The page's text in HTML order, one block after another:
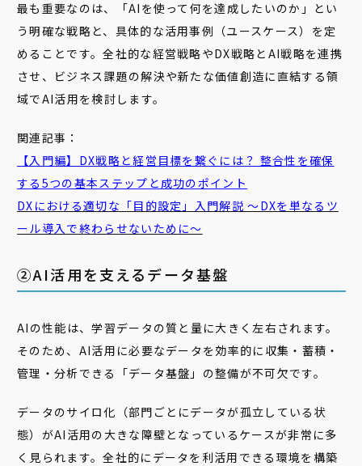
最も重要なのは、「AIを使って何を達成したいのか」とい
う明確な戦略と、具体的な活用事例（ユースケース）を定
めることです。全社的な経営戦略やDX戦略とAI戦略を連携
させ、ビジネス課題の解決や新たな価値創造に直結する領
域でAI活用を検討します。
関連記事：
【入門編】DX戦略と経営目標を繋ぐには？ 整合性を確保
する5つの基本ステップと成功のポイント
DXにおける適切な「目的設定」入門解説 ～DXを単なるツ
ール導入で終わらせないために～
②AI活用を支えるデータ基盤
AIの性能は、学習データの質と量に大きく左右されます。
そのため、AI活用に必要なデータを効率的に収集・蓄積・
管理・分析できる「データ基盤」の整備が不可欠です。
データのサイロ化（部門ごとにデータが孤立している状
態）がAI活用の大きな障壁となっているケースが非常に多
く見られます。全社的にデータを利活用できる環境を構築